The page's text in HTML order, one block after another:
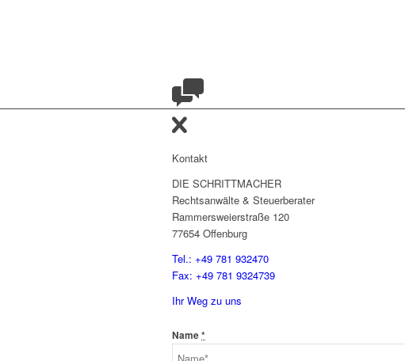
Kontakt
DIE SCHRITTMACHER
Rechtsanwälte & Steuerberater
Rammersweierstraße 120
77654 Offenburg
Tel.: +49 781 932470
Fax: +49 781 9324739
Ihr Weg zu uns
Name*